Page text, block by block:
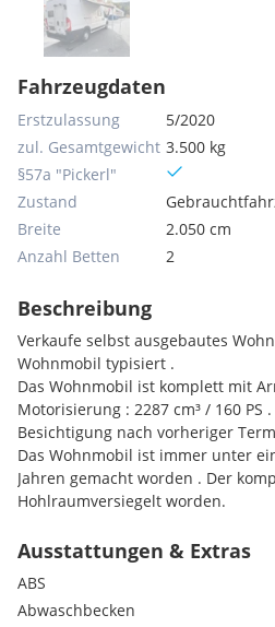
Fahrzeugdaten
Erstzulassung
5/2020
zul. Gesamtgewicht 3.500 kg
§57a "Pickerl"
Zustand
Breite
2.050 cm
Anzahl Betten
2
Beschreibung
Verkaufe selbst ausgebautes
Wohnmobil typisiert .
Das Wohnmobil ist komplett mit
Motorisierung : 2287 cm³ / 160 PS .
Besichtigung nach vorheriger
Das Wohnmobil ist immer unter
Jahren gemacht worden . Der
Hohlraumversiegelt worden.
Ausstattungen & Extras
ABS
Abwaschbecken